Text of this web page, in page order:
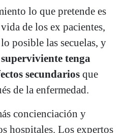
lo que pretende es
de los ex pacientes,
posible las secuelas, y
tenga
secundarios que
de la enfermedad.
concienciación y
hospitales. Los expertos